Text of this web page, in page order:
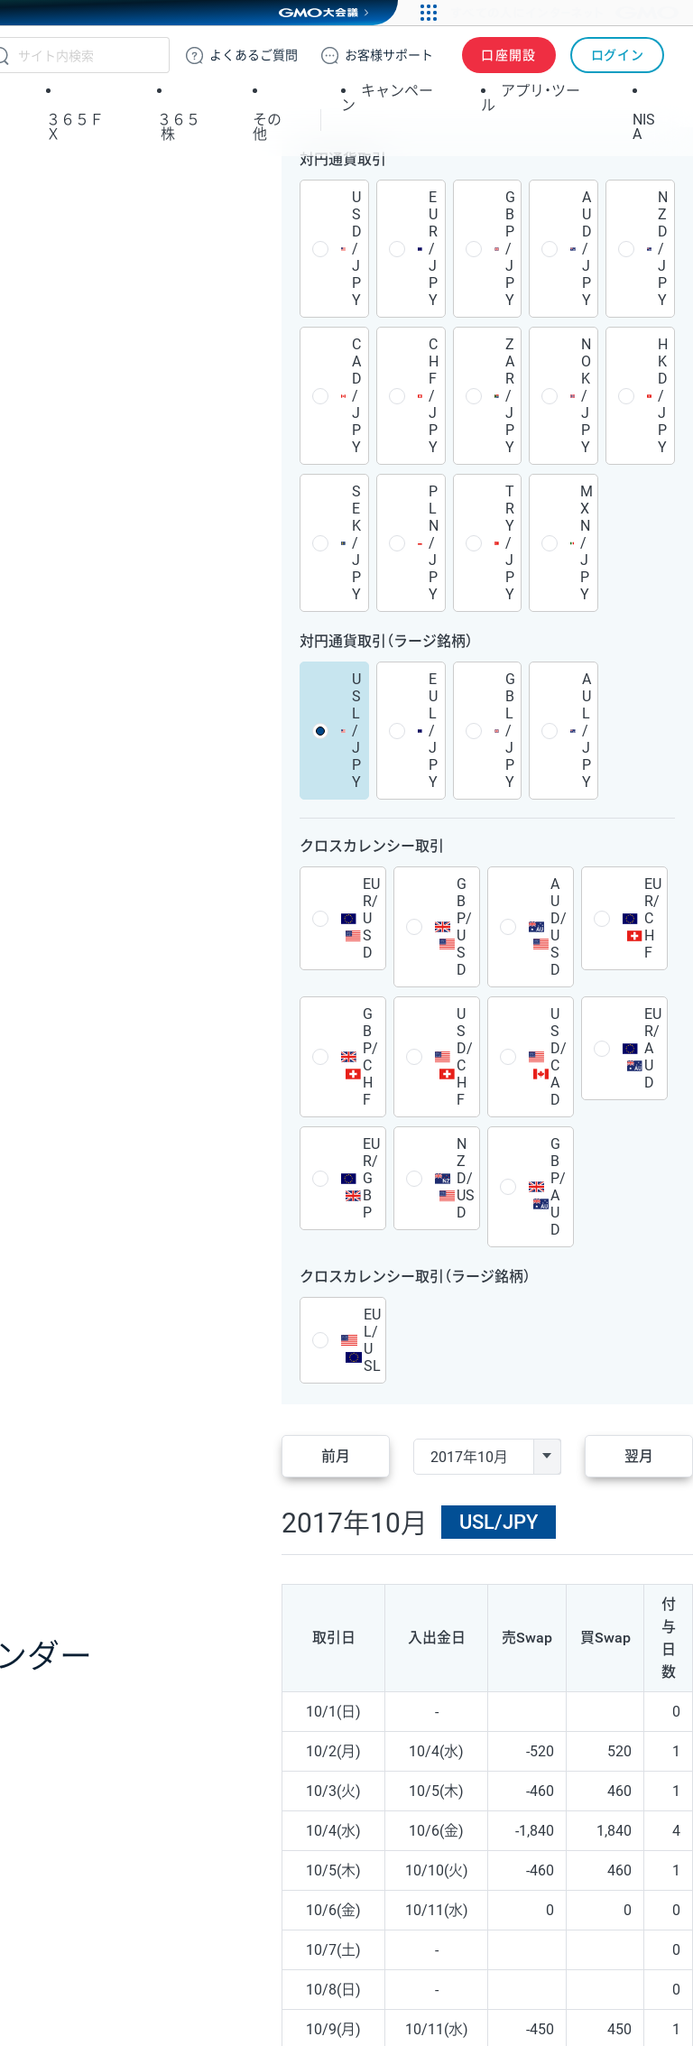
GMOクリック証券
よくある ご質問 お客様サポート 口座開設 ログイン
３６５Ｆ
Ｘ
３６５
株
その
他
キャンペー
ン
アプリ・ツー
ル
NIS
A
ダー
対円通貨取引
U
S
D
/
J
P
Y
E
U
R
/
J
P
Y
G
B
P
/
J
P
Y
A
U
D
/
J
P
Y
N
Z
D
/
J
P
Y
C
A
D
/
J
P
Y
C
H
F
/
J
P
Y
Z
A
R
/
J
P
Y
N
O
K
/
J
P
Y
H
K
D
/
J
P
Y
S
E
K
/
J
P
Y
P
L
N
/
J
P
Y
T
R
Y
/
J
P
Y
M
X
N
/
J
P
Y
対円通貨取引（ラージ銘柄）
U
S
L
/
J
P
Y
E
U
L
/
J
P
Y
G
B
L
/
J
P
Y
A
U
L
/
J
P
Y
クロスカレンシー取引
EU
R/
U
S
D
G
B
P/
U
S
D
A
U
D/
U
S
D
EU
R/
C
H
F
G
B
P/
C
H
F
U
S
D/
C
H
F
U
S
D/
C
A
D
EU
R/
A
U
D
EU
R/
G
B
P
N
Z
D/
US
D
G
B
P/
A
U
D
クロスカレンシー取引（ラージ銘柄）
EU
L/
U
SL
前月 翌月
2017年10月 USL/JPY
取引日 入出金日 売Swap 買Swap
付
与
日
数
10/1(日) - 0
10/2(月) 10/4(水) -520 520 1
10/3(火) 10/5(木) -460 460 1
10/4(水) 10/6(金) -1,840 1,840 4
10/5(木) 10/10(火) -460 460 1
10/6(金) 10/11(水) 0 0 0
10/7(土) - 0
10/8(日) - 0
10/9(月) 10/11(水) -450 450 1